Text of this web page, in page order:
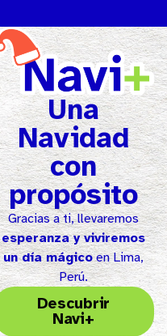
Una
Navidad
con
propósito
Gracias a ti, llevaremos
esperanza y viviremos
un día mágicoen Lima,
Perú.
Descubrir
Navi+